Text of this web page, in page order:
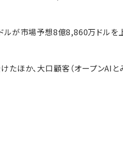
が市場予想8億8,860万ドルを
ほか、大口顧客（オープンAI